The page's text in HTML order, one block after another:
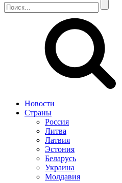
Новости
Страны
Россия
Литва
Латвия
Эстония
Беларусь
Украина
Молдавия